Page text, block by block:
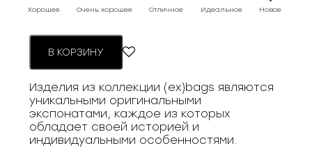
Хорошее Очень хорошее Отличное Идеальное Новое
В КОРЗИНУ
Изделия из коллекции (ex)bags являются
уникальными оригинальными
экспонатами, каждое из которых
обладает своей историей и
индивидуальными особенностями.